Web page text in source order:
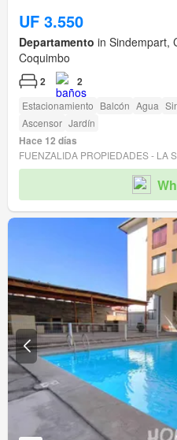
UF 3.550
Departamento in Sindempart,
Coquimbo
2 2
Estacionamiento Balcón Agua
Ascensor Jardín
Hace 12 días
FUENZALIDA PROPIEDADES - LA